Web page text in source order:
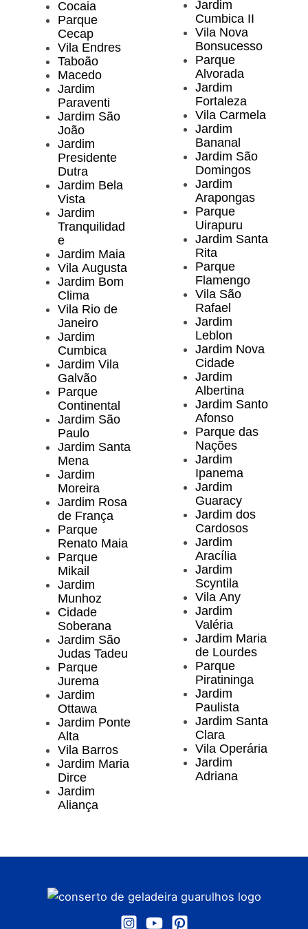
Cocaia
Parque
Cecap
Vila Endres
Taboão
Macedo
Jardim
Paraventi
Jardim São
João
Jardim
Presidente
Dutra
Jardim Bela
Vista
Jardim
Tranquilidad
e
Jardim Maia
Vila Augusta
Jardim Bom
Clima
Vila Rio de
Janeiro
Jardim
Cumbica
Jardim Vila
Galvão
Parque
Continental
Jardim São
Paulo
Jardim Santa
Mena
Jardim
Moreira
Jardim Rosa
de França
Parque
Renato Maia
Parque
Mikail
Jardim
Munhoz
Cidade
Soberana
Jardim São
Judas Tadeu
Parque
Jurema
Jardim
Ottawa
Jardim Ponte
Alta
Vila Barros
Jardim Maria
Dirce
Jardim
Aliança
Jardim
Cumbica II
Vila Nova
Bonsucesso
Parque
Alvorada
Jardim
Fortaleza
Vila Carmela
Jardim
Bananal
Jardim São
Domingos
Jardim
Arapongas
Parque
Uirapuru
Jardim Santa
Rita
Parque
Flamengo
Vila São
Rafael
Jardim
Leblon
Jardim Nova
Cidade
Jardim
Albertina
Jardim Santo
Afonso
Parque das
Nações
Jardim
Ipanema
Jardim
Guaracy
Jardim dos
Cardosos
Jardim
Aracília
Jardim
Scyntila
Vila Any
Jardim
Valéria
Jardim Maria
de Lourdes
Parque
Piratininga
Jardim
Paulista
Jardim Santa
Clara
Vila Operária
Jardim
Adriana